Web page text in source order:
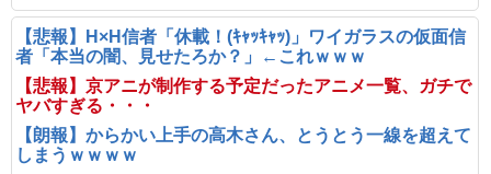
【悲報】H×H信者「休載！(ｷｬｯｷｬｯ)」ワイガラスの仮面信
者「本当の闇、見せたろか？」←これｗｗｗ
【悲報】京アニが制作する予定だったアニメ一覧、ガチで
ヤバすぎる・・・
【朗報】からかい上手の高木さん、とうとう一線を超えて
しまうｗｗｗｗ